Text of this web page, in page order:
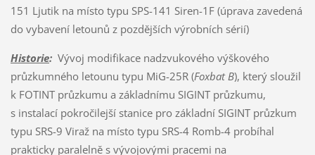
151 Ljutik na místo typu SPS-141 Siren-1F (úprava zavedená
do vybavení letounů z pozdějších výrobních sérií)
Historie:Vývoj modifikace nadzvukového výškového
průzkumného letounu typu MiG-25R (Foxbat B), který sloužil
k FOTINT průzkumu a základnímu SIGINT průzkumu,
s instalací pokročilejší stanice pro základní SIGINT průzkum
typu SRS-9 Viraž na místo typu SRS-4 Romb-4 probíhal
prakticky paralelně s vývojovými pracemi na